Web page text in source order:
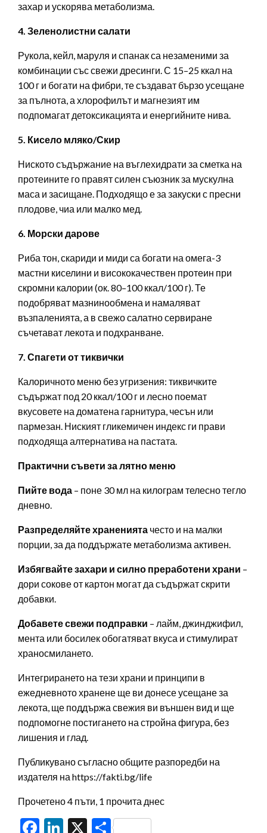
захар и ускорява метаболизма.
4. Зеленолистни салати
Рукола, кейл, маруля и спанак са незаменими за
комбинации със свежи дресинги. С 15–25 ккал на
100 г и богати на фибри, те създават бързо усещане
за пълнота, а хлорофилът и магнезият им
подпомагат детоксикацията и енергийните нива.
5. Кисело мляко/Скир
Ниското съдържание на въглехидрати за сметка на
протеините го правят силен съюзник за мускулна
маса и засищане. Подходящо е за закуски с пресни
плодове, чиа или малко мед.
6. Морски дарове
Риба тон, скариди и миди са богати на омега-3
мастни киселини и висококачествен протеин при
скромни калории (ок. 80–100 ккал/100 г). Те
подобряват мазнинообмена и намаляват
възпаленията, а в свежо салатно сервиране
съчетават лекота и подхранване.
7. Спагети от тиквички
Калоричното меню без угризения: тиквичките
съдържат под 20 ккал/100 г и лесно поемат
вкусовете на доматена гарнитура, чесън или
пармезан. Ниският гликемичен индекс ги прави
подходяща алтернатива на пастата.
Практични съвети за лятно меню
Пийте вода – поне 30 мл на килограм телесно тегло
дневно.
Разпределяйте храненията често и на малки
порции, за да поддържате метаболизма активен.
Избягвайте захари и силно преработени храни –
дори сокове от картон могат да съдържат скрити
добавки.
Добавете свежи подправки – лайм, джинджифил,
мента или босилек обогатяват вкуса и стимулират
храносмилането.
Интегрирането на тези храни и принципи в
ежедневното хранене ще ви донесе усещане за
лекота, ще поддържа свежия ви външен вид и ще
подпомогне постигането на стройна фигура, без
лишения и глад.
Публикувано съгласно общите разпоредби на
издателя на https://fakti.bg/life
Прочетено 4 пъти, 1 прочита днес
Facebook
LinkedIn
X Share